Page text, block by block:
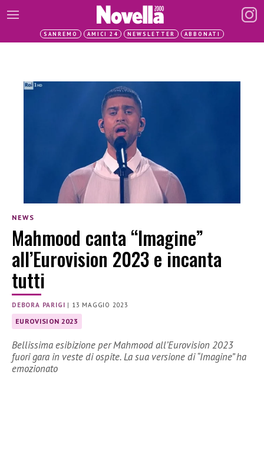
SANREMO AMICI 24 NEWSLETTER ABBONATI
NEWS
Mahmood canta “Imagine”
all’Eurovision 2023 e incanta
tutti
DEBORA PARIGI | 13 MAGGIO 2023
EUROVISION 2023
Bellissima esibizione per Mahmood all’Eurovision 2023
fuori gara in veste di ospite. La sua versione di “Imagine” ha
emozionato